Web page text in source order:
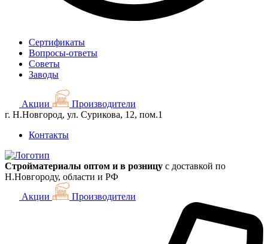
Сертификаты
Вопросы-ответы
Советы
Заводы
Акции
Производители
г. Н.Новгород, ул. Сурикова, 12, пом.1
Контакты
Стройматериалы оптом и в розницу с доставкой по
Н.Новгороду, области и РФ
Акции
Производители